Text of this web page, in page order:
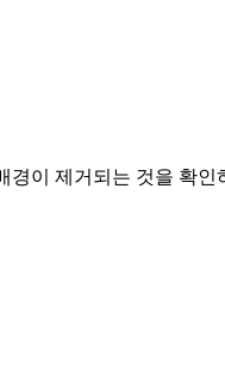
이 제거되는 것을 확